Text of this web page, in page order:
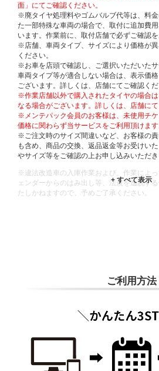
面」にてご確認ください。
※廃タイヤ処理料やゴムバルブ代等は、料
た一部特殊な車両の場合で、取付に追加費
います。作業前に、取付店舗で必ずご確認を
※店舗、車両タイプ、サイズにより価格が
ください。
※お車を店頭で確認し、ご選択いただいたサ
車両タイプ等が適合しない場合は、表示価
ございます。詳しくは、店舗にてご確認くだ
※作業店舗以外で購入されたタイヤの場合
なる場合がございます。詳しくは、店舗にて
※メンテパック会員のお客様は、未使用チ
価格に関わらず当サービスをご利用頂けます
※ご注文時のサイズ間違いなど、お客様の
も含め、商品の交換、返品返金等お受けい
やサイズ等をご確認の上お申し込みいただき
※違法改造車の入庫作業および、作業によ
ェンダーからのはみ出し等、法規を逸脱す
たしかねますので、予めご了承ください。
ご利用方法